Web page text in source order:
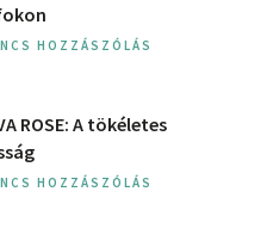
HOZZÁSZÓLÁS
ROSE: A ​tökéletes
HOZZÁSZÓLÁS